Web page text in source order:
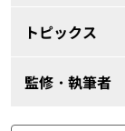
トピックス
監修・執筆者